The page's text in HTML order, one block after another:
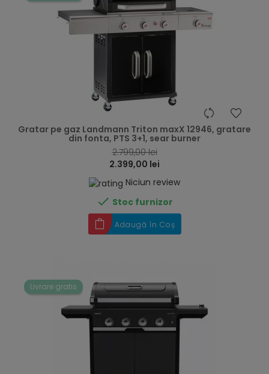
Gratar pe gaz Landmann Triton maxX 12946, gratare
din fonta, PTS 3+1, sear burner
2.799,00 lei
2.399,00 lei
Niciun review
 Stoc furnizor
Adaugă în Coș
Livrare gratis